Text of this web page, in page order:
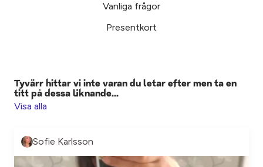
Vanliga frågor
Presentkort
Tyvärr hittar vi inte varan du letar efter men ta en
titt på dessa liknande...
Visa alla
Sofie Karlsson